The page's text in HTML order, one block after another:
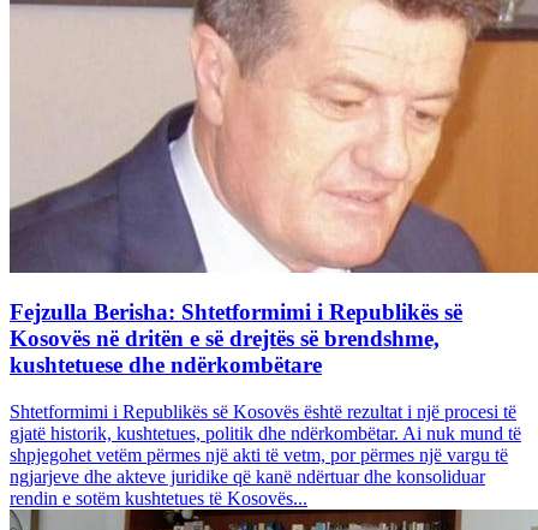
Fejzulla Berisha: Shtetformimi i Republikës së
Kosovës në dritën e së drejtës së brendshme,
kushtetuese dhe ndërkombëtare
Shtetformimi i Republikës së Kosovës është rezultat i një procesi të
gjatë historik, kushtetues, politik dhe ndërkombëtar. Ai nuk mund të
shpjegohet vetëm përmes një akti të vetm, por përmes një vargu të
ngjarjeve dhe akteve juridike që kanë ndërtuar dhe konsoliduar
rendin e sotëm kushtetues të Kosovës...